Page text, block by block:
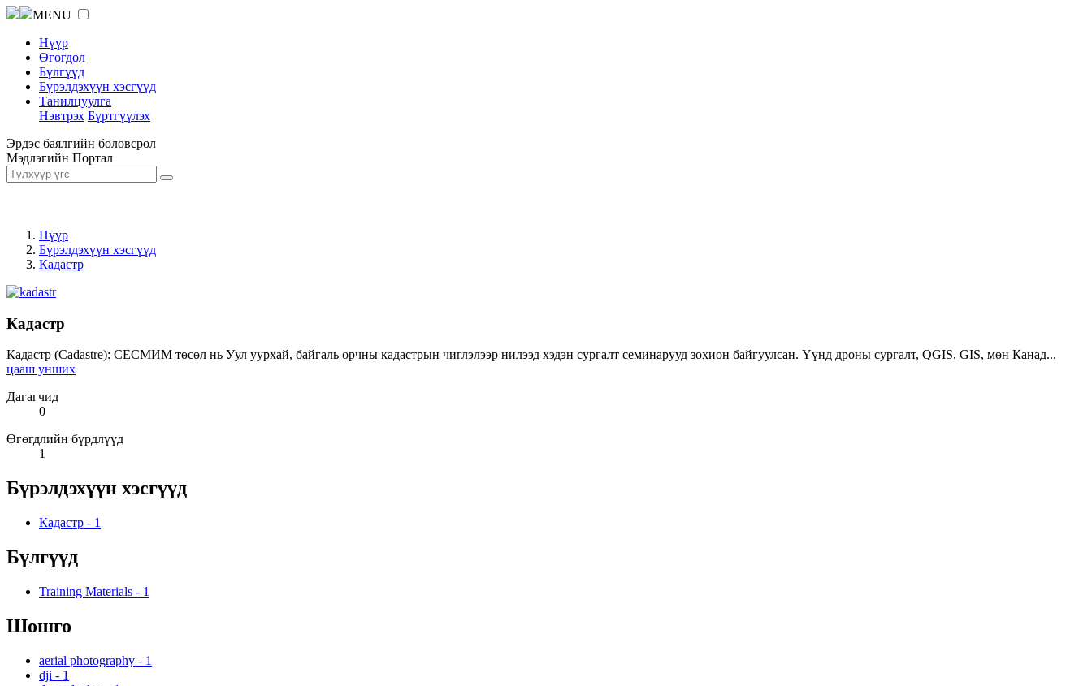
MENU
Нүүр
Өгөгдөл
Бүлгүүд
Бүрэлдэхүүн хэсгүүд
Танилцуулга
Нэвтрэх Бүртгүүлэх
Эрдэс баялгийн боловсрол
Мэдлэгийн Портал
Нүүр
Бүрэлдэхүүн хэсгүүд
Кадастр
Кадастр
Кадастр (Cadastre): СЕСМИМ төсөл нь Уул уурхай, байгаль орчны кадастрын чиглэлээр нилээд хэдэн сургалт семинарууд зохион байгуулсан. Үүнд дроны сургалт, QGIS, GIS, мөн Канад...
цааш унших
Дагагчид
0
Өгөгдлийн бүрдлүүд
1
Бүрэлдэхүүн хэсгүүд
Кадастр - 1
Бүлгүүд
Training Materials - 1
Шошго
aerial photography - 1
dji - 1